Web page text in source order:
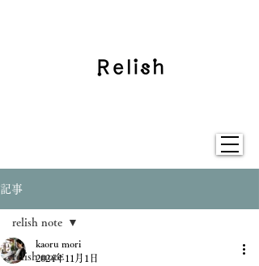
記事
relish note
relish note
kaoru mori
2024年11月1日